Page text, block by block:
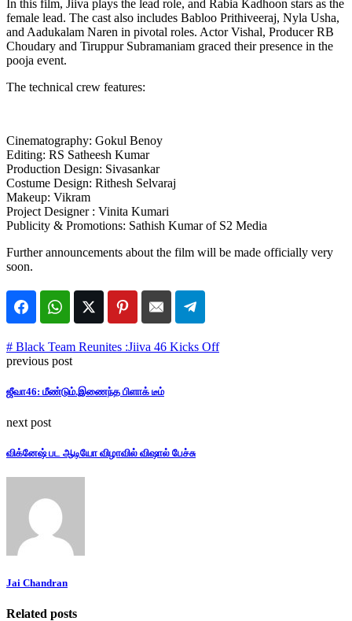
In this film, Jiiva plays the lead role, and Rabia Kadhoon stars as the
female lead. The cast also includes Babloo Prithiveeraj, Nyla Usha,
and Aadukalam Naren in pivotal roles. Actor Vishal, Producer RB
Choudary and Tiruppur Subramaniam graced their presence in the
pooja event.
The technical crew features:
Cinematography: Gokul Benoy
Editing: RS Satheesh Kumar
Production Design: Sivasankar
Costume Design: Rithesh Selvaraj
Makeup: Vikram
Project Designer : Vinita Kumari
Publicity & Promotions: Sathish Kumar of S2 Media
Further announcements about the film will be made officially very
soon.
# Black Team Reunites :Jiiva 46 Kicks Off
previous post
ஜீவா46: மீண்டும்.இணைந்த பிளாக் டீம்
next post
விக்னேஷ் பட ஆடியோ விழாவில் விஷால் பேச்சு
Jai Chandran
Related posts